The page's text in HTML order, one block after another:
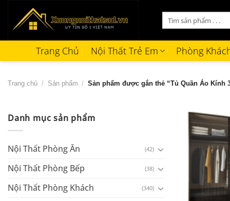
Tìm
kiếm:
Trang Chủ Nội Thất Trẻ Em Phòng
Trang chủ / Sản phẩm / Sản phẩm được gắn thẻ “Tủ Quần Áo Kính
Danh mục sản phẩm
Nội Thất Phòng Ăn (42)
Nội Thất Phòng Bếp (38)
Nội Thất Phòng Khách (340)